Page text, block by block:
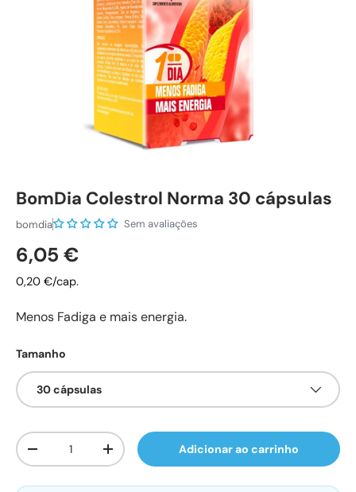
BomDia Colestrol Norma 30 cápsulas
bomdia Sem avaliações
Preço normal
6,05 €
0,20 €/cap.
Menos Fadiga e mais energia.
Tamanho
30 cápsulas
Qtd.
Diminuir quantidadeAumente a quantidadeAdicionar ao carrinho